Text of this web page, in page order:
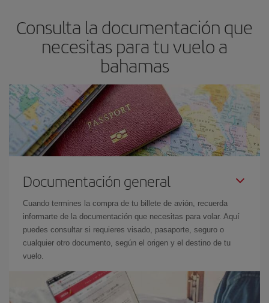
Consulta la documentación que
necesitas para tu vuelo a
bahamas
Documentación general
Cuando termines la compra de tu billete de avión, recuerda
informarte de la documentación que necesitas para volar. Aquí
puedes consultar si requieres visado, pasaporte, seguro o
cualquier otro documento, según el origen y el destino de tu
vuelo.